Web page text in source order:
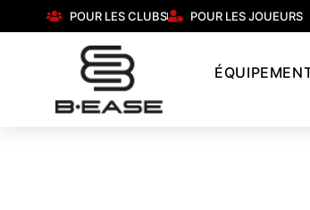
POUR LES CLUBS POUR LES JOUEURS